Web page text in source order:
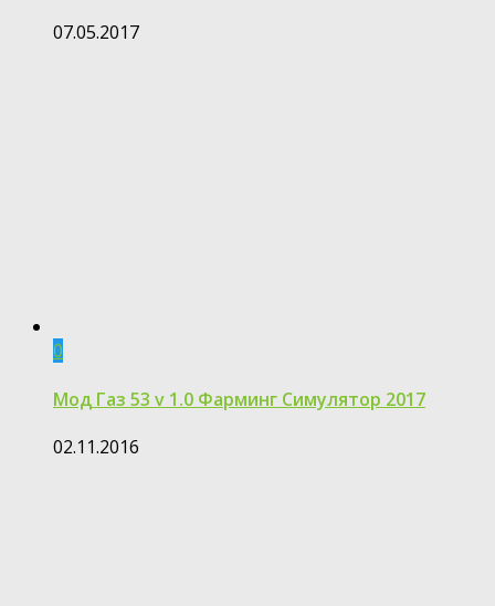
07.05.2017
0
Мод Газ 53 v 1.0 Фарминг Симулятор 2017
02.11.2016